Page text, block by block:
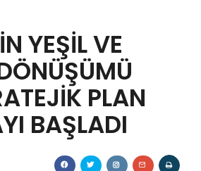
YEŞİL VE
PLAN
BAŞLADI